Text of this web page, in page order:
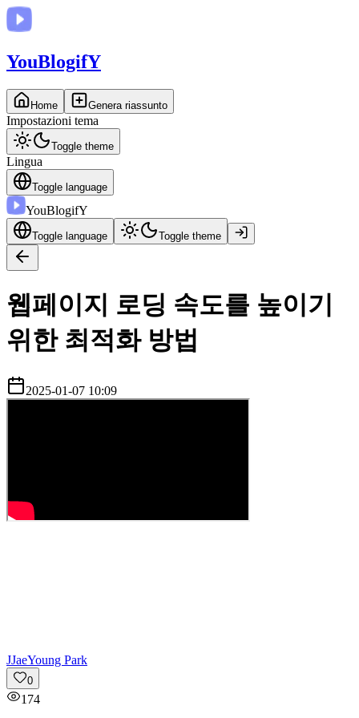
YouBlogifY
Home Genera riassunto
Impostazioni tema
Toggle theme
Lingua
Toggle language
YouBlogifY
Toggle language Toggle theme
웹페이지 로딩 속도를 높이기
위한 최적화 방법
2025-01-07 10:09
JJaeYoung Park
0
174